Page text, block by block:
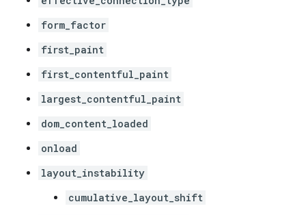
form_factor
first_paint
first_contentful_paint
largest_contentful_paint
dom_content_loaded
onload
layout_instability
cumulative_layout_shift